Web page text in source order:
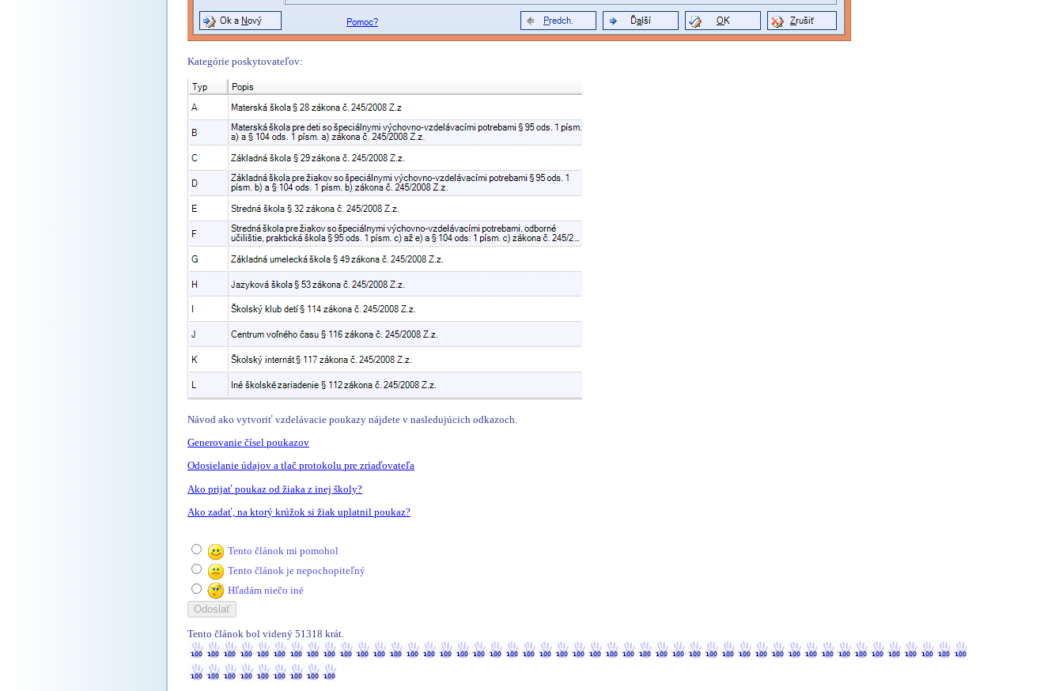
Kategórie poskytovateľov:
Návod ako vytvoriť vzdelávacie poukazy nájdete v nasledujúcich odkazoch.
Generovanie čísel poukazov
Odosielanie údajov a tlač protokolu pre zriaďovateľa
Ako prijať poukaz od žiaka z inej školy?
Ako zadať, na ktorý krúžok si žiak uplatnil poukaz?
Tento článok mi pomohol
Tento článok je nepochopiteľný
Hľadám niečo iné
Tento článok bol videný 51318 krát.